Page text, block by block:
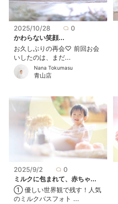
2025/10/28
0
かわらない笑顔...
お久しぶりの再会♡ 前回お会
いしたのは、まだ...
Nana Tokumasu
青山店
2025/9/2
0
ミルクに包まれて、赤ちゃ...
① 優しい世界観で残す！人気
のミルクバスフォト ...